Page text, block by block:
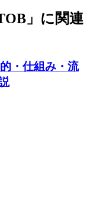
」に関連
・仕組み・流